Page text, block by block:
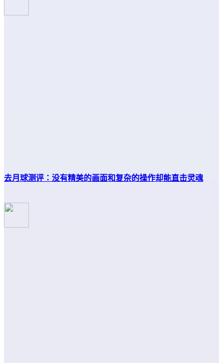
去月球测评：没有精美的画面和复杂的操作却能直击灵魂